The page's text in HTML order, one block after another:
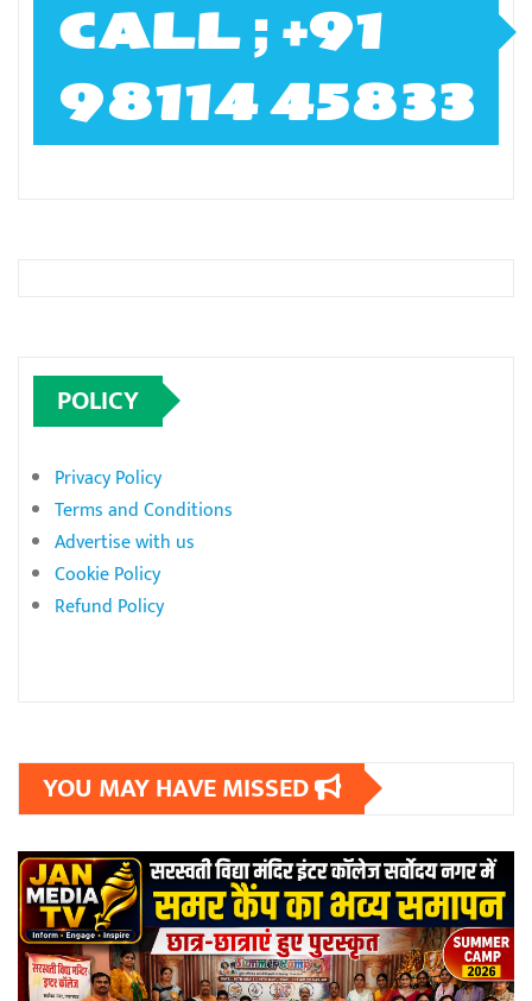
CALL ; +91
98114 45833
POLICY
Privacy Policy
Terms and Conditions
Advertise with us
Cookie Policy
Refund Policy
YOU MAY HAVE MISSED